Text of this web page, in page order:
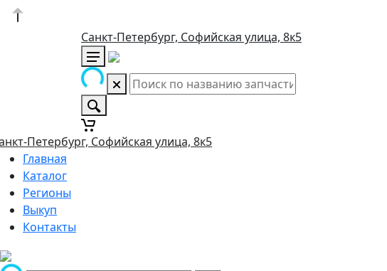
Санкт-Петербург, Софийская улица, 8к5
Петербург, Софийская улица, 8к5
Главная
Каталог
Регионы
Выкуп
Контакты